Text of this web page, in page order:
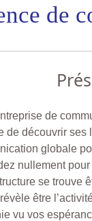
de
de
de découvrir ses
globale
nullement
se trouve
être
vu vos